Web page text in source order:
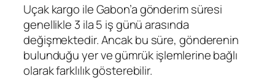
Uçak kargo ile Gabon’a gönderim süresi
genellikle 3 ila 5 iş günü arasında
değişmektedir. Ancak bu süre, gönderenin
bulunduğu yer ve gümrük işlemlerine bağlı
olarak farklılık gösterebilir.